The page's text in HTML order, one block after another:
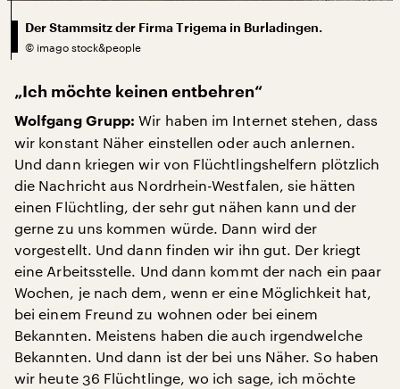
Der Stammsitz der Firma Trigema in Burladingen.
© imago stock&people
„Ich möchte keinen entbehren“
Wolfgang Grupp:Wir haben im Internet stehen, dass
wir konstant Näher einstellen oder auch anlernen.
Und dann kriegen wir von Flüchtlingshelfern plötzlich
die Nachricht aus Nordrhein-Westfalen, sie hätten
einen Flüchtling, der sehr gut nähen kann und der
gerne zu uns kommen würde. Dann wird der
vorgestellt. Und dann finden wir ihn gut. Der kriegt
eine Arbeitsstelle. Und dann kommt der nach ein paar
Wochen, je nach dem, wenn er eine Möglichkeit hat,
bei einem Freund zu wohnen oder bei einem
Bekannten. Meistens haben die auch irgendwelche
Bekannten. Und dann ist der bei uns Näher. So haben
wir heute 36 Flüchtlinge, wo ich sage, ich möchte